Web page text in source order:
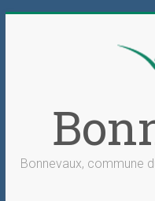
Bonnevaux, commune